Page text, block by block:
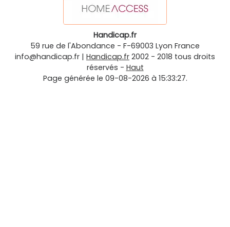
Handicap.fr
59 rue de l'Abondance - F-69003 Lyon France
info@handicap.fr | Handicap.fr 2002 - 2018 tous droits
réservés - Haut
Page générée le 09-08-2026 à 15:33:27.